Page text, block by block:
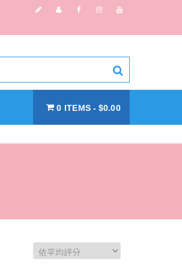
0 ITEMS $0.00